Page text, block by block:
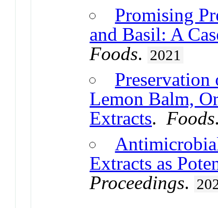
Promising
and Basil: A
Foods. 2021
Lemon Balm,
Extracts.Foods
Extracts as
Proceedings.